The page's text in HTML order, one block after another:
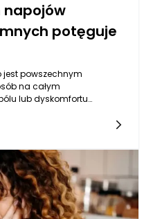
napojów
potęguje
jest powszechnym
na całym
lub dyskomfortu
po zimnych potęguje ten
jest złożona i wymaga
na nadwrażliwość
mogą prowadzić do